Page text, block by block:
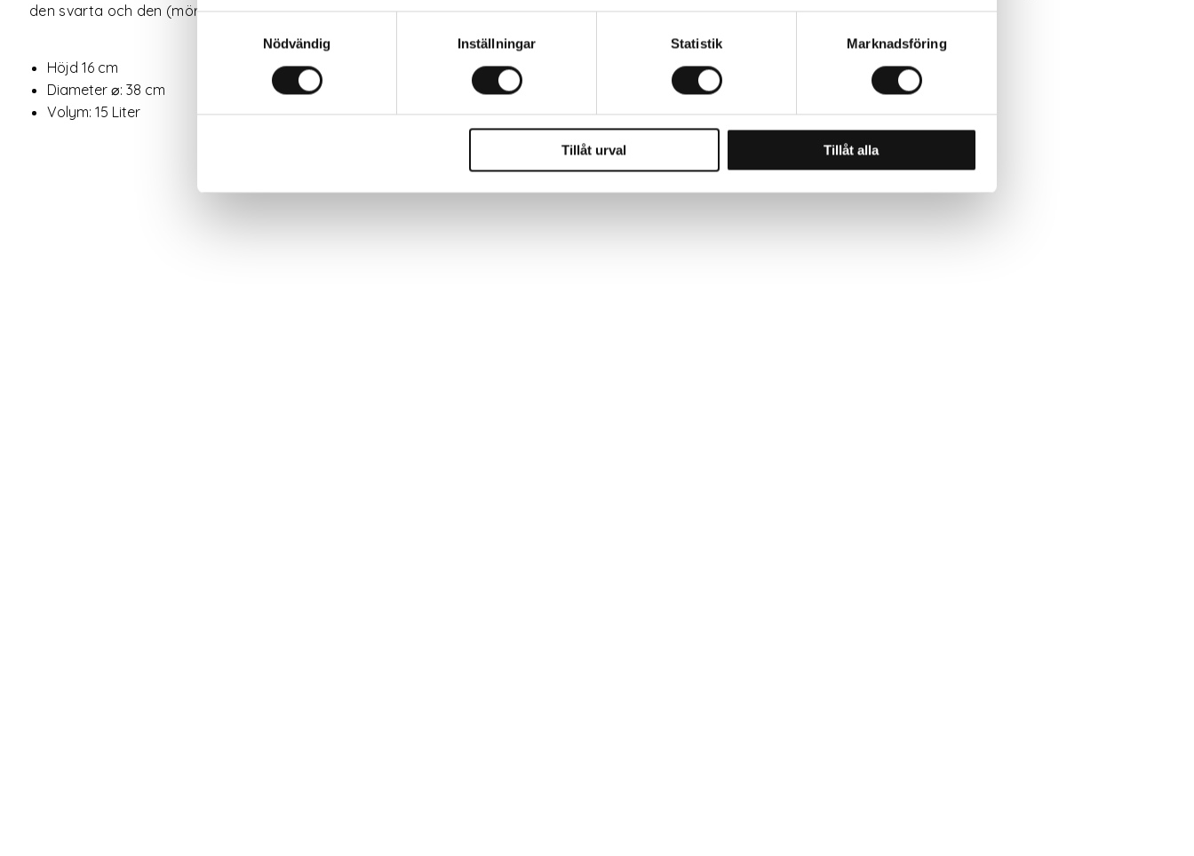
Nödvändig
Inställningar Statistik Marknadsföring
Tillåt urval Tillåt alla
den svarta och den (mörk)gröna korgen som är tillverkade i återvunnen polyetenplast.
Höjd 16 cm
Diameter ⌀: 38 cm
Volym: 15 Liter